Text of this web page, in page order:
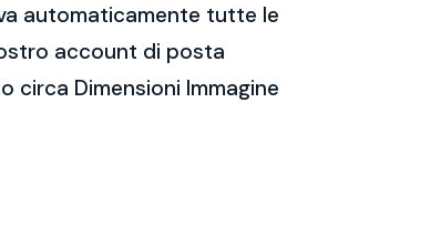
automaticamente tutte le
account di posta
Dimensioni Immagine